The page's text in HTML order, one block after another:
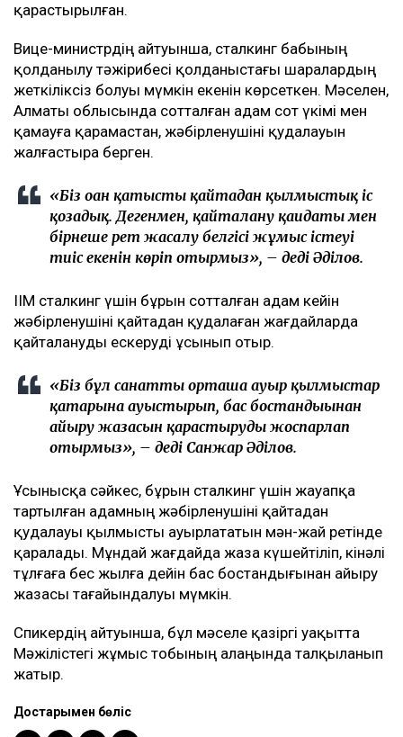
қарастырылған.
Вице-министрдің айтуынша, сталкинг бабының
қолданылу тәжірибесі қолданыстағы шаралардың
жеткіліксіз болуы мүмкін екенін көрсеткен. Мәселен,
Алматы облысында сотталған адам сот үкімі мен
қамауға қарамастан, жәбірленушіні қудалауын
жалғастыра берген.
«Біз оған қатысты қайтадан қылмыстық іс
қозғадық. Дегенмен, қайталану қағидаты мен
бірнеше рет жасалу белгісі жұмыс істеуі
тиіс екенін көріп отырмыз», – деді Әділов.
ІІМ сталкинг үшін бұрын сотталған адам кейін
жәбірленушіні қайтадан қудалаған жағдайларда
қайталануды ескеруді ұсынып отыр.
«Біз бұл санатты орташа ауыр қылмыстар
қатарына ауыстырып, бас бостандығынан
айыру жазасын қарастыруды жоспарлап
отырмыз», – деді Санжар Әділов.
Ұсынысқа сәйкес, бұрын сталкинг үшін жауапқа
тартылған адамның жәбірленушіні қайтадан
қудалауы қылмысты ауырлататын мән-жай ретінде
қаралады. Мұндай жағдайда жаза күшейтіліп, кінәлі
тұлғаға бес жылға дейін бас бостандығынан айыру
жазасы тағайындалуы мүмкін.
Спикердің айтуынша, бұл мәселе қазіргі уақытта
Мәжілістегі жұмыс тобының алаңында талқыланып
жатыр.
Достарыңмен бөліс